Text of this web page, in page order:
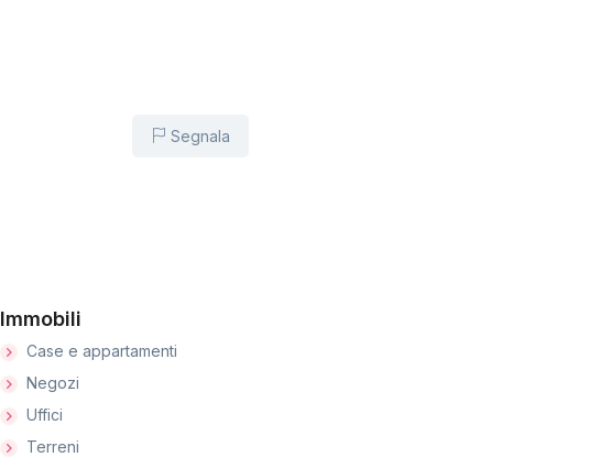
Segnala
Immobili
Case e appartamenti
Negozi
Uffici
Terreni